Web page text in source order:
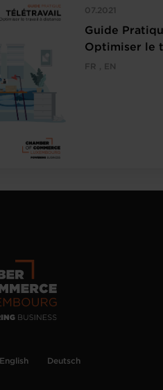
07.2021
Guide
Optimiser le
FR , EN
English Deutsch